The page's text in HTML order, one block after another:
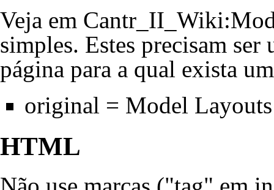
Veja em
simples. Estes precisam ser
página para a qual exista
original = Model
HTML